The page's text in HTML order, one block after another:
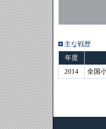
主な戦歴
年度
2014
全国